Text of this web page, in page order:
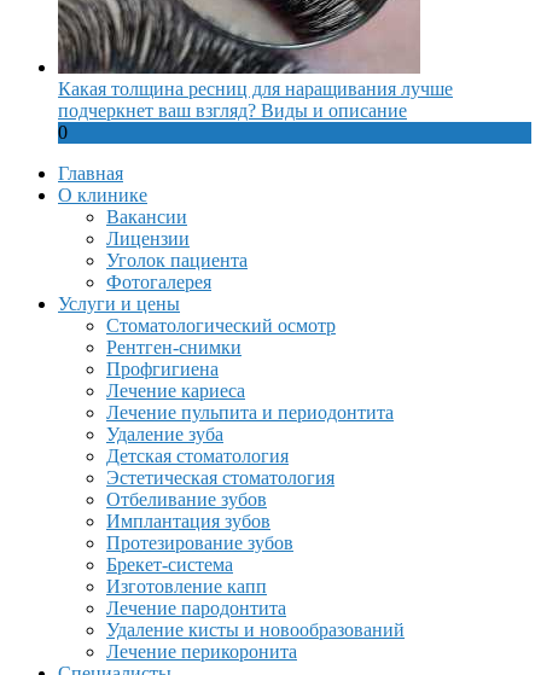
Какая толщина ресниц для наращивания лучше
подчеркнет ваш взгляд? Виды и описание
0
Главная
О клинике
Вакансии
Лицензии
Уголок пациента
Фотогалерея
Услуги и цены
Стоматологический осмотр
Рентген-снимки
Профгигиена
Лечение кариеса
Лечение пульпита и периодонтита
Удаление зуба
Детская стоматология
Эстетическая стоматология
Отбеливание зубов
Имплантация зубов
Протезирование зубов
Брекет-система
Изготовление капп
Лечение пародонтита
Удаление кисты и новообразований
Лечение перикоронита